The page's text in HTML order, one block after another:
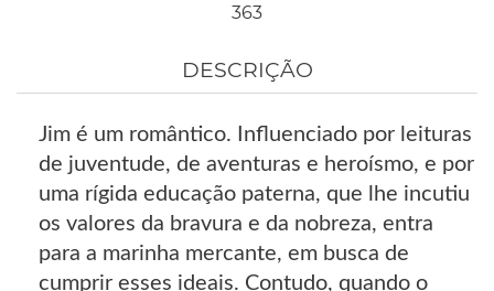
363
DESCRIÇÃO
Jim é um romântico. Influenciado por leituras
de juventude, de aventuras e heroísmo, e por
uma rígida educação paterna, que lhe incutiu
os valores da bravura e da nobreza, entra
para a marinha mercante, em busca de
cumprir esses ideais. Contudo, quando o